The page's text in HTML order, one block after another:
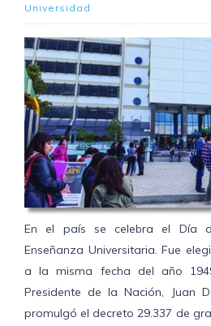
Universidad
En el país se celebra el Día
Enseñanza Universitaria. Fue
a la misma fecha del año
Presidente de la Nación, Juan
promulgó el decreto 29.337 de